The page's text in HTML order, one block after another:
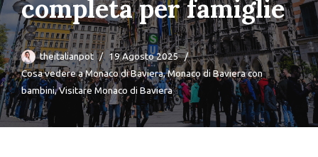
completa per famiglie
theitalianpot
19 Agosto 2025
Cosa vedere a Monaco di Baviera,Monaco di Baviera con
bambini,Visitare Monaco di Baviera